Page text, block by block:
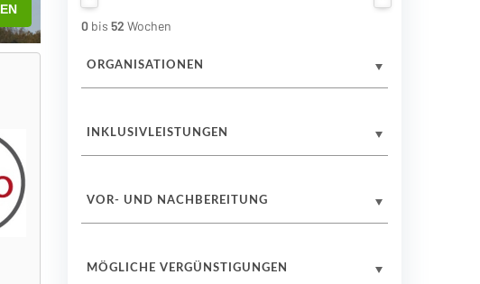
0 bis 52 Wochen
ORGANISATIONEN
INKLUSIVLEISTUNGEN
VOR- UND NACHBEREITUNG
MÖGLICHE VERGÜNSTIGUNGEN